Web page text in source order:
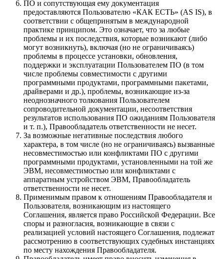
ПО и сопутствующая ему документация
предоставляются Пользователю «КАК ЕСТЬ» (AS IS), в
соответствии с общепринятым в международной
практике принципом. Это означает, что за любые
проблемы и их последствия, которые возникают (либо
могут возникнуть), включая (но не ограничиваясь)
проблемы в процессе установки, обновления,
поддержки и эксплуатации Пользователем ПО (в том
числе проблемы совместимости с другими
программными продуктами, программными пакетами,
драйверами и др.), проблемы, возникающие из-за
неоднозначного толкования Пользователем
сопроводительной документации, несоответствия
результатов использования ПО ожиданиям Пользователя
и т. п.), Правообладатель ответственности не несет.
За возможные негативные последствия любого
характера, в том числе (но не ограничиваясь) вызванные
несовместимостью или конфликтами ПО с другими
программными продуктами, установленными на той же
ЭВМ, несовместимостью или конфликтами с
аппаратным устройством ЭВМ, Правообладатель
ответственности не несет.
Применимым правом к отношениям Правообладателя и
Пользователя, возникающим из настоящего
Соглашения, является право Российской Федерации. Все
споры и разногласия, возникающие в связи с
реализацией условий настоящего Соглашения, подлежат
рассмотрению в соответствующих судебных инстанциях
по месту нахождения Правообладателя.